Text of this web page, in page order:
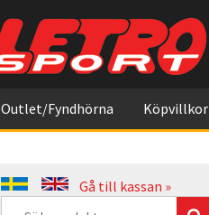
Outlet/Fyndhörna Köpvillkor
Gå till kassan »